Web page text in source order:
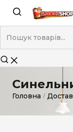
Головна /